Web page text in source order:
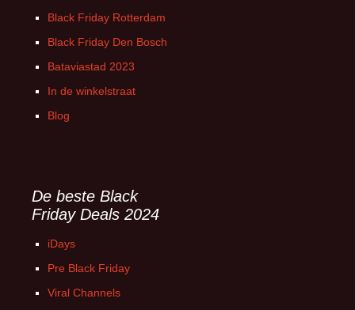
Black Friday Rotterdam
Black Friday Den Bosch
Bataviastad 2023
In de winkelstraat
Blog
De beste Black
Friday Deals 2024
iDays
Pre Black Friday
Viral Channels